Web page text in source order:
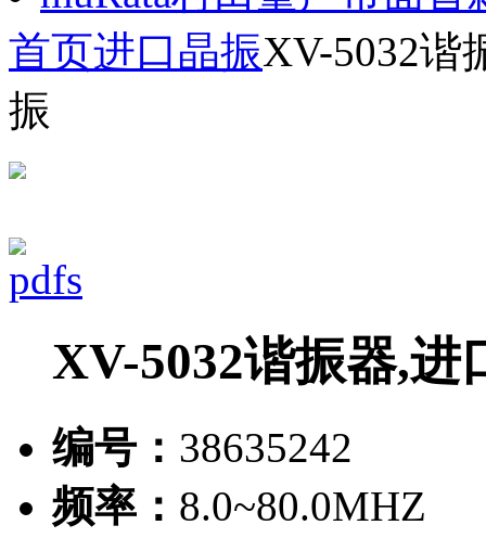
首页进口晶振XV-5032谐
振
XV-5032谐振器,
编号： 38635242
频率： 8.0~80.0MHZ